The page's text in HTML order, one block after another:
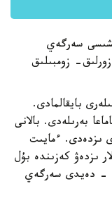
سەرگەي
زومبىلىق
بايقالمادى.
بەرىلەدى. بالانى
ىزدەدى. ءمايىت
ىزدەۋ كەزىندە بۇل
- دەيدى سەرگەي